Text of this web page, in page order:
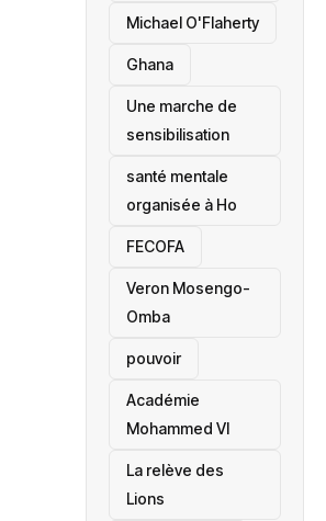
Michael O'Flaherty
‎Ghana
Une marche de
sensibilisation
santé mentale
organisée à Ho
‎FECOFA
Veron Mosengo-
Omba
pouvoir
Académie
Mohammed VI
La relève des
Lions